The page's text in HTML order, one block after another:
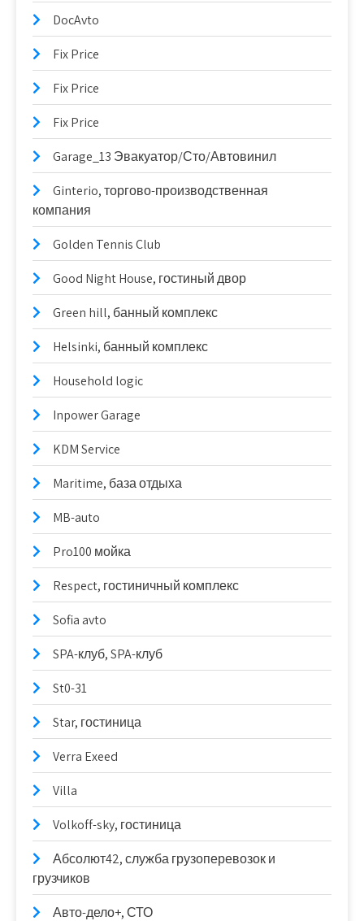
DocAvto
Fix Price
Fix Price
Fix Price
Garage_13 Эвакуатор/Сто/Автовинил
Ginterio, торгово-производственная
компания
Golden Tennis Club
Good Night House, гостиный двор
Green hill, банный комплекс
Helsinki, банный комплекс
Household logic
Inpower Garage
KDM Service
Maritime, база отдыха
MB-auto
Pro100 мойка
Respect, гостиничный комплекс
Sofia avto
SPA-клуб, SPA-клуб
St0-31
Star, гостиница
Verra Exeed
Villa
Volkoff-sky, гостиница
Абсолют42, служба грузоперевозок и
грузчиков
Авто-дело+, СТО